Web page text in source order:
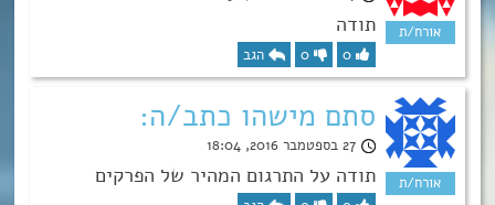
תודה
0
0 הגב
סתם מישהו כתב/ה:
27 בספטמבר 2016, 18:04
תודה על התרגום המהיר של הפרקים